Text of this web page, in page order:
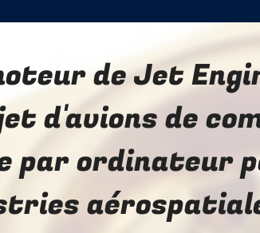
de Jet
d'avions de
par ordinateur